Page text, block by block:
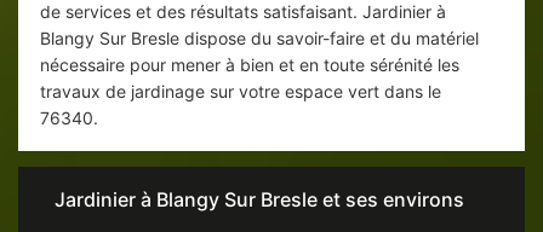
de services et des résultats satisfaisant. Jardinier à
Blangy Sur Bresle dispose du savoir-faire et du matériel
nécessaire pour mener à bien et en toute sérénité les
travaux de jardinage sur votre espace vert dans le
76340.
Jardinier à Blangy Sur Bresle et ses environs